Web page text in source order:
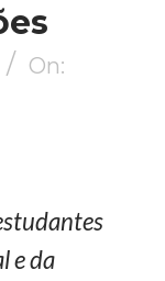
On:
e da